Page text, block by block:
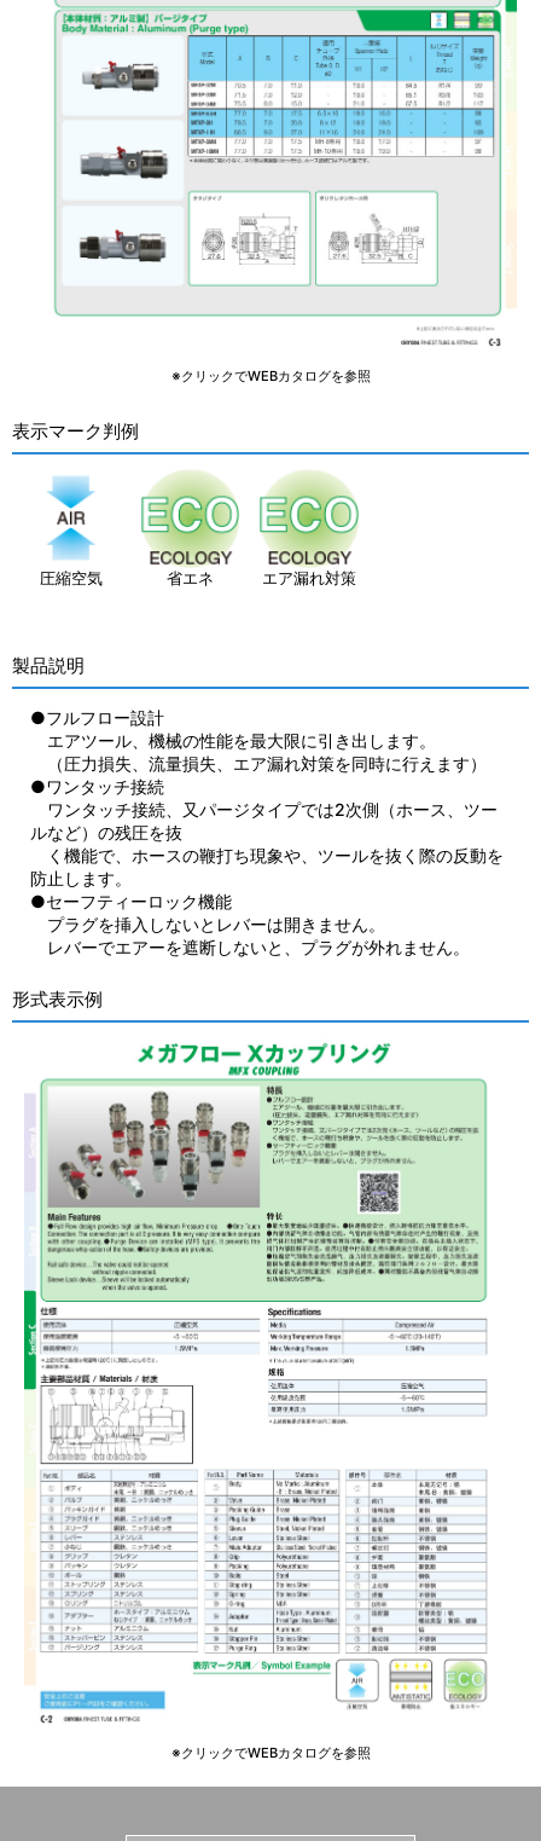
※クリックでWEBカタログを参照
表示マーク判例
圧縮空気 省エネ エア漏れ対策
製品説明
●フルフロー設計
エアツール、機械の性能を最大限に引き出します。
（圧力損失、流量損失、エア漏れ対策を同時に行えます）
●ワンタッチ接続
ワンタッチ接続、又パージタイプでは2次側（ホース、ツー
ルなど）の残圧を抜
く機能で、ホースの鞭打ち現象や、ツールを抜く際の反動を
防止します。
●セーフティーロック機能
プラグを挿入しないとレバーは開きません。
レバーでエアーを遮断しないと、プラグが外れません。
形式表示例
※クリックでWEBカタログを参照